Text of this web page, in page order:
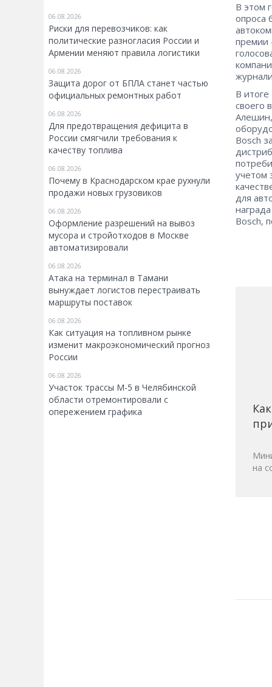
06.08.2026
Риски для перевозчиков: как
политические разногласия России и
Армении меняют правила логистики
06.08.2026
Защита дорог от БПЛА станет частью
официальных ремонтных работ
06.08.2026
Для предотвращения дефицита в
России смягчили требования к
качеству топлива
06.08.2026
Почему в Краснодарском крае рухнули
продажи новых грузовиков
06.08.2026
Оформление разрешений на вывоз
мусора и стройотходов в Москве
автоматизировали
06.08.2026
Атака на терминал в Тамани
вынуждает логистов перестраивать
маршруты поставок
06.08.2026
Как ситуация на топливном рынке
изменит макроэкономический прогноз
России
06.08.2026
Участок трассы М-5 в Челябинской
области отремонтировали с
опережением графика
В этом
опроса
премии
В итоге
своего
Bosch
учетом
для
Bosch,
на